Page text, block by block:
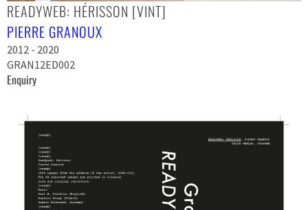
READYWEB: HÉRISSON [VINT]
PIERRE GRANOUX
2012 - 2020
GRAN12ED002
Enquiry